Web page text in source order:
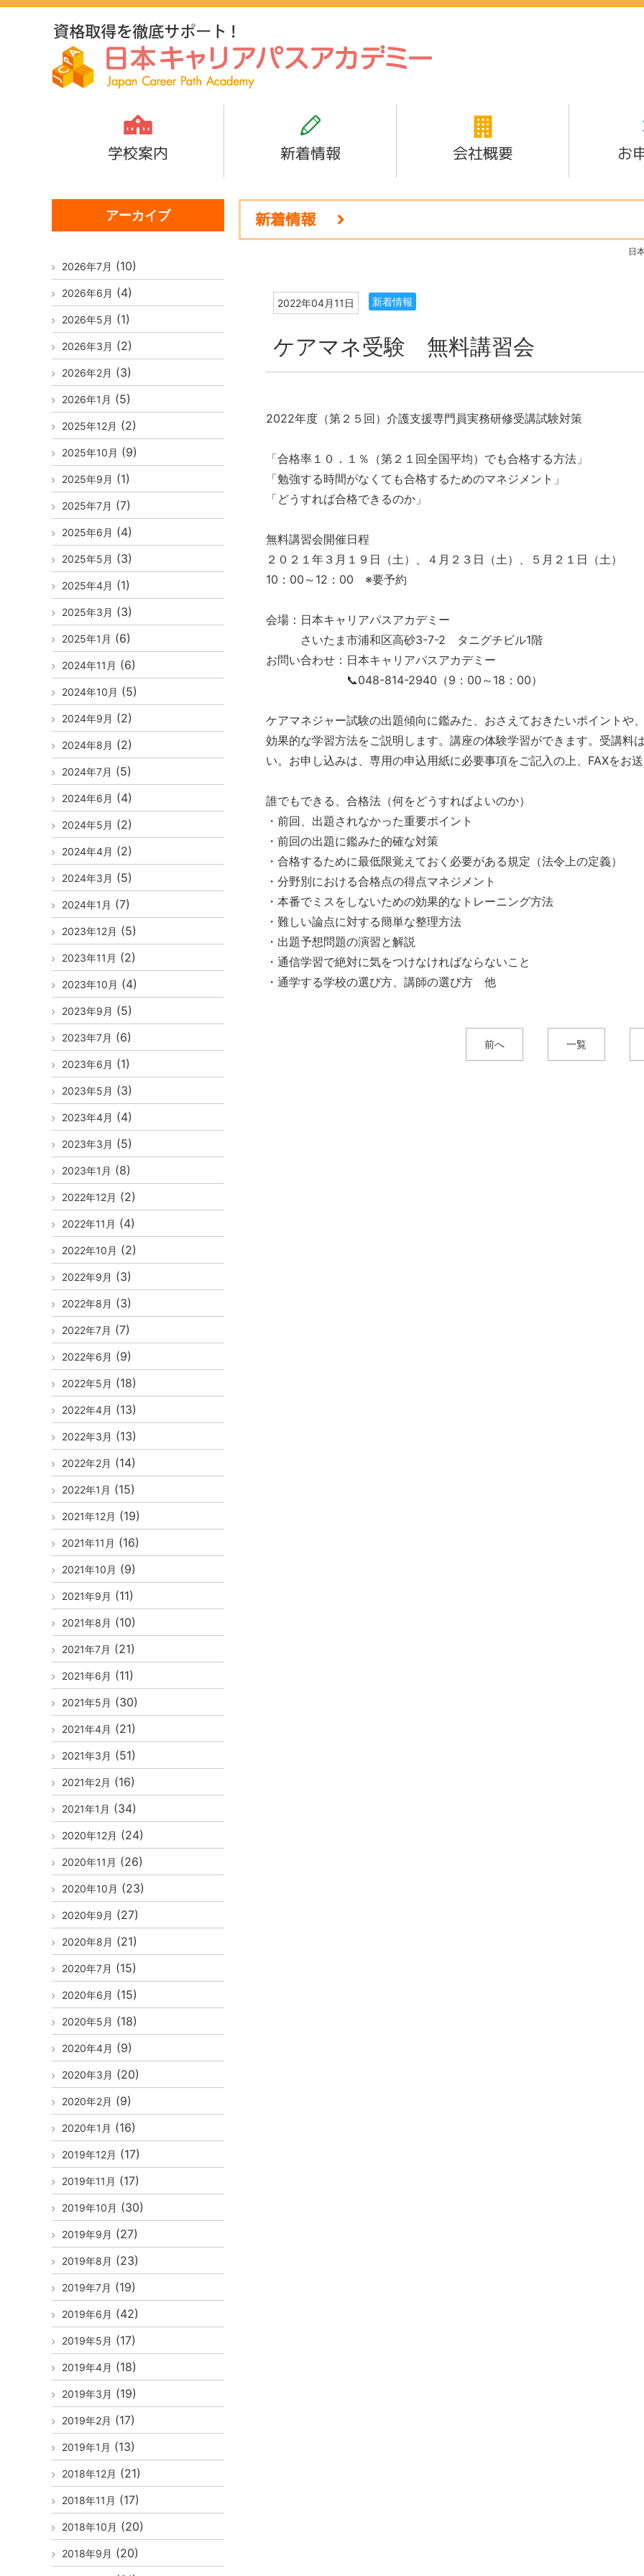
学校案内 新着情報 会社概要 お
新着情報
日
2022年04月11日 新着情報
ケアマネ受験 無料講習会
2022年度（第２５回）介護支援専門員実務研修受講試験対策
「合格率１０．１％（第２１回全国平均）でも合格する方法」
「勉強する時間がなくても合格するためのマネジメント」
「どうすれば合格できるのか」
無料講習会開催日程
２０２１年３月１９日（土）、４月２３日（土）、５月２１日（土）
10：00～12：00 ※要予約
会場：日本キャリアパスアカデミー
さいたま市浦和区高砂3-7-2 タニグチビル1階
お問い合わせ：日本キャリアパスアカデミー
📞048-814-2940（9：00～18：00）
ケアマネジャー試験の出題傾向に鑑みた、おさえておきたいポイントや
効果的な学習方法をご説明します。講座の体験学習ができます。受講料
い。お申し込みは、専用の申込用紙に必要事項をご記入の上、FAXをお
誰でもできる、合格法（何をどうすればよいのか）
・前回、出題されなかった重要ポイント
・前回の出題に鑑みた的確な対策
・合格するために最低限覚えておく必要がある規定（法令上の定義）
・分野別における合格点の得点マネジメント
・本番でミスをしないための効果的なトレーニング方法
・難しい論点に対する簡単な整理方法
・出題予想問題の演習と解説
・通信学習で絶対に気をつけなければならないこと
・通学する学校の選び方、講師の選び方 他
前へ 一覧
アーカイブ
2026年7月 (10)
2026年6月 (4)
2026年5月 (1)
2026年3月 (2)
2026年2月 (3)
2026年1月 (5)
2025年12月 (2)
2025年10月 (9)
2025年9月 (1)
2025年7月 (7)
2025年6月 (4)
2025年5月 (3)
2025年4月 (1)
2025年3月 (3)
2025年1月 (6)
2024年11月 (6)
2024年10月 (5)
2024年9月 (2)
2024年8月 (2)
2024年7月 (5)
2024年6月 (4)
2024年5月 (2)
2024年4月 (2)
2024年3月 (5)
2024年1月 (7)
2023年12月 (5)
2023年11月 (2)
2023年10月 (4)
2023年9月 (5)
2023年7月 (6)
2023年6月 (1)
2023年5月 (3)
2023年4月 (4)
2023年3月 (5)
2023年1月 (8)
2022年12月 (2)
2022年11月 (4)
2022年10月 (2)
2022年9月 (3)
2022年8月 (3)
2022年7月 (7)
2022年6月 (9)
2022年5月 (18)
2022年4月 (13)
2022年3月 (13)
2022年2月 (14)
2022年1月 (15)
2021年12月 (19)
2021年11月 (16)
2021年10月 (9)
2021年9月 (11)
2021年8月 (10)
2021年7月 (21)
2021年6月 (11)
2021年5月 (30)
2021年4月 (21)
2021年3月 (51)
2021年2月 (16)
2021年1月 (34)
2020年12月 (24)
2020年11月 (26)
2020年10月 (23)
2020年9月 (27)
2020年8月 (21)
2020年7月 (15)
2020年6月 (15)
2020年5月 (18)
2020年4月 (9)
2020年3月 (20)
2020年2月 (9)
2020年1月 (16)
2019年12月 (17)
2019年11月 (17)
2019年10月 (30)
2019年9月 (27)
2019年8月 (23)
2019年7月 (19)
2019年6月 (42)
2019年5月 (17)
2019年4月 (18)
2019年3月 (19)
2019年2月 (17)
2019年1月 (13)
2018年12月 (21)
2018年11月 (17)
2018年10月 (20)
2018年9月 (20)